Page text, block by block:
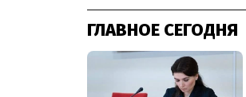
ГЛАВНОЕ СЕГОДНЯ